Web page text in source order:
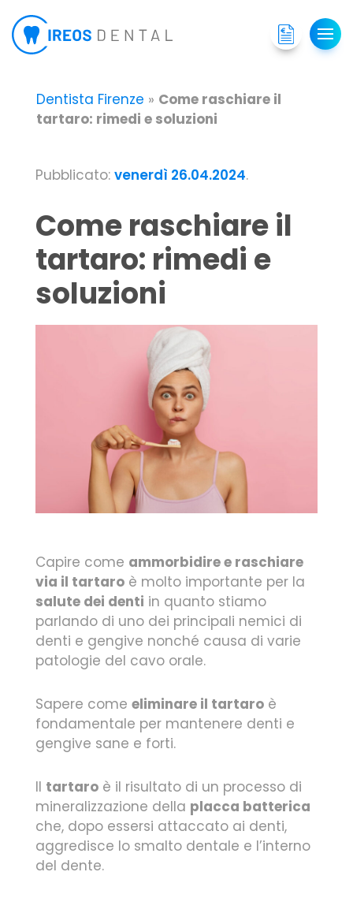
Dentista Firenze » Come raschiare il
tartaro: rimedi e soluzioni
Pubblicato: venerdì 26.04.2024.
Come raschiare il
tartaro: rimedi e
soluzioni
Capire come ammorbidire e raschiare
via il tartaro è molto importante per la
salute dei denti in quanto stiamo
parlando di uno dei principali nemici di
denti e gengive nonché causa di varie
patologie del cavo orale.
Sapere come eliminare il tartaro è
fondamentale per mantenere denti e
gengive sane e forti.
Il tartaro è il risultato di un processo di
mineralizzazione della placca batterica
che, dopo essersi attaccato ai denti,
aggredisce lo smalto dentale e l’interno
del dente.